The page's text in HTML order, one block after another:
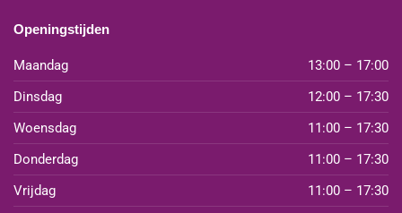
Openingstijden
Maandag
13:00 – 17:00
Dinsdag
12:00 – 17:30
Woensdag
11:00 – 17:30
Donderdag
11:00 – 17:30
Vrijdag
11:00 – 17:30